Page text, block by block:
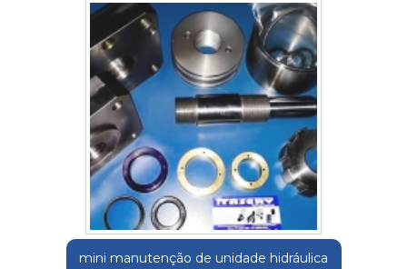
mini manutenção de unidade hidráulica